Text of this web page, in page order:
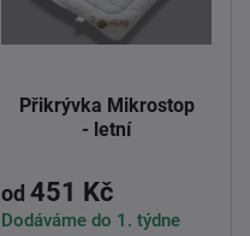
Přikrývka Mikrostop
- letní
od 451 Kč
Dodáváme do 1. týdne